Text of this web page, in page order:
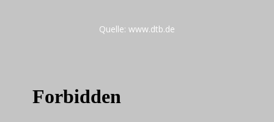
Quelle: www.dtb.de